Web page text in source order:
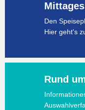
Den
Hier geht's
Rund